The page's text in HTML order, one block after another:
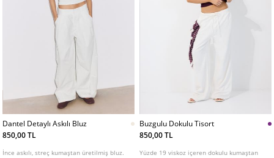
Dantel Detaylı Askılı Bluz
850,00 TL
İnce askılı, streç kumaştan üretilmiş bluz.
Buzgulu Dokulu Tisort
850,00 TL
Yüzde 19 viskoz içeren dokulu kumaştan